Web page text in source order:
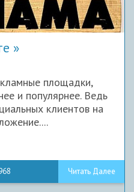
площадки,
и популярнее. Ведь
клиентов на
Читать Далее